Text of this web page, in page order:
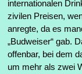
internationalen
zivilen Preisen,
anregte, da es
„Budweiser“ gab.
offenbar, bei dem
um mehr als zwei